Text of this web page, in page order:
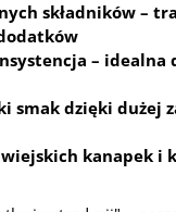
składników –
– idealna
smak dzięki dużej
wiejskich kanapek i